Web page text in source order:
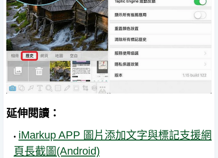
延伸閱讀：
iMarkup APP 圖片添加文字與標記支援網
頁長截圖(Android)